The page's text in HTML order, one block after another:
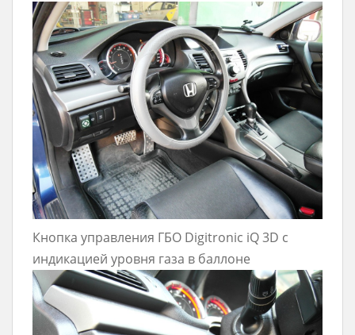
Кнопка управления ГБО Digitronic iQ 3D с
индикацией уровня газа в баллоне